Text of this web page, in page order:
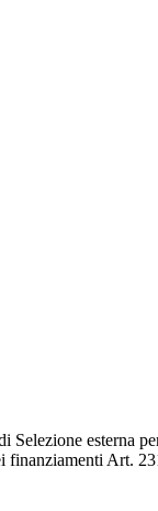
Selezione esterna
finanziamenti Art.